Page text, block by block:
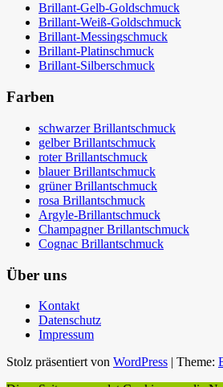
Brillant-Gelb-Goldschmuck
Brillant-Weiß-Goldschmuck
Brillant-Messingschmuck
Brillant-Platinschmuck
Brillant-Silberschmuck
Farben
schwarzer Brillantschmuck
gelber Brillantschmuck
roter Brillantschmuck
blauer Brillantschmuck
grüner Brillantschmuck
rosa Brillantschmuck
Argyle-Brillantschmuck
Champagner Brillantschmuck
Cognac Brillantschmuck
Über uns
Kontakt
Datenschutz
Impressum
Stolz präsentiert von WordPress | Theme: